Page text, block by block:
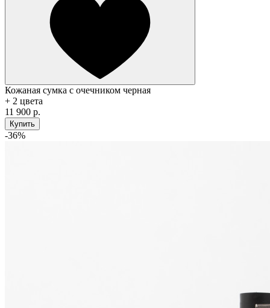
Кожаная сумка с очечником черная
+ 2 цвета
11 900 р.
Купить
-36%